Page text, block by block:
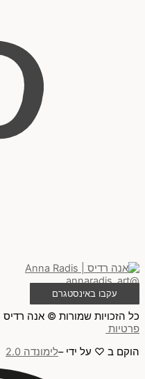
@annaradis_art
עקבו באינסטגרם
כל הזכויות שמורות © אנה רדיס |
פרטיות
הוקם ב ♡ על ידי –לימונדה 2.0